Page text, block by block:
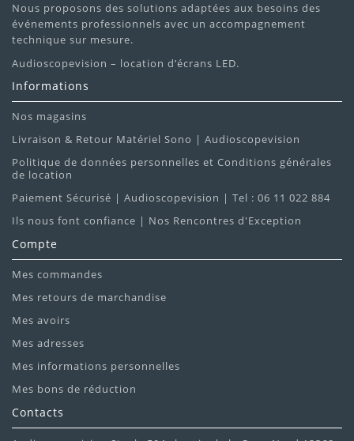
Nous proposons des solutions adaptées aux besoins des
événements professionnels avec un accompagnement
technique sur mesure.
Audioscopevision – location d’écrans LED.
Informations
Nos magasins
Livraison & Retour Matériel Sono | Audioscopevision
Politique de données personnelles et Conditions générales
de location
Paiement Sécurisé | Audioscopevision | Tel : 06 11 022 884
Ils nous font confiance | Nos Rencontres d'Exception
Compte
Mes commandes
Mes retours de marchandise
Mes avoirs
Mes adresses
Mes informations personnelles
Mes bons de réduction
Contacts